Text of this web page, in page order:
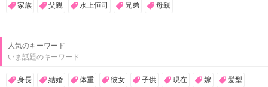
家族 父親 水上恒司 兄弟 母親
人気のキーワード
いま話題のキーワード
身長 結婚 体重 彼女 子供 現在 嫁 髪型